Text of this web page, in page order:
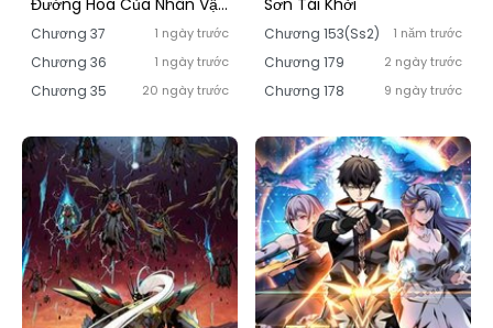
Chính
Chương 37 1 ngày trước
Chương 36 1 ngày trước
Chương 35 20 ngày trước
Chương 153(Ss2) 1 năm trước
Chương 179 2 ngày trước
Chương 178 9 ngày trước